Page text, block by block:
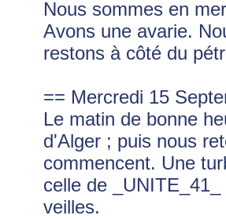
Nous sommes en
Avons une avarie.
restons à côté du
== Mercredi 15
Le matin de bonne
d'Alger ; puis nous
commencent. Une
celle de
veilles.